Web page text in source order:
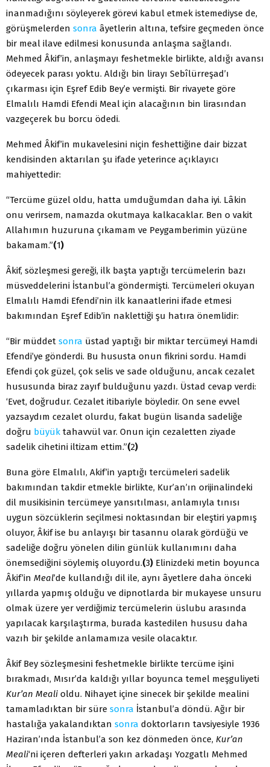
inanmadığını söyleyerek görevi kabul etmek istemediyse de,
görüşmelerden sonra âyetlerin altına, tefsire geçmeden önce
bir meal ilave edilmesi konusunda anlaşma sağlandı.
Mehmed Âkif’in, anlaşmayı feshetmekle birlikte, aldığı avansı
ödeyecek parası yoktu. Aldığı bin lirayı Sebîlürreşad’ı
çıkarması için Eşref Edib Bey’e vermişti. Bir rivayete göre
Elmalılı Hamdi Efendi Meal için alacağının bin lirasından
vazgeçerek bu borcu ödedi.
Mehmed Âkif’in mukavelesini niçin feshettiğine dair bizzat
kendisinden aktarılan şu ifade yeterince açıklayıcı
mahiyettedir:
“Tercüme güzel oldu, hatta umduğumdan daha iyi. Lâkin
onu verirsem, namazda okutmaya kalkacaklar. Ben o vakit
Allahımın huzuruna çıkamam ve Peygamberimin yüzüne
bakamam.”(1)
Âkif, sözleşmesi gereği, ilk başta yaptığı tercümelerin bazı
müsveddelerini İstanbul’a göndermişti. Tercümeleri okuyan
Elmalılı Hamdi Efendi’nin ilk kanaatlerini ifade etmesi
bakımından Eşref Edib’in naklettiği şu hatıra önemlidir:
“Bir müddet sonra üstad yaptığı bir miktar tercümeyi Hamdi
Efendi’ye gönderdi. Bu hususta onun fikrini sordu. Hamdi
Efendi çok güzel, çok selis ve sade olduğunu, ancak cezalet
hususunda biraz zayıf bulduğunu yazdı. Üstad cevap verdi:
‘Evet, doğrudur. Cezalet itibariyle böyledir. On sene evvel
yazsaydım cezalet olurdu, fakat bugün lisanda sadeliğe
doğru büyük tahavvül var. Onun için cezaletten ziyade
sadelik cihetini iltizam ettim.”(2)
Buna göre Elmalılı, Akif’in yaptığı tercümeleri sadelik
bakımından takdir etmekle birlikte, Kur’an’ın orijinalindeki
dil musikisinin tercümeye yansıtılması, anlamıyla tınısı
uygun sözcüklerin seçilmesi noktasından bir eleştiri yapmış
oluyor, Âkif ise bu anlayışı bir tasannu olarak gördüğü ve
sadeliğe doğru yönelen dilin günlük kullanımını daha
önemsediğini söylemiş oluyordu.(3) Elinizdeki metin boyunca
Âkif’in Meal’de kullandığı dil ile, aynı âyetlere daha önceki
yıllarda yapmış olduğu ve dipnotlarda bir mukayese unsuru
olmak üzere yer verdiğimiz tercümelerin üslubu arasında
yapılacak karşılaştırma, burada kastedilen hususu daha
vazıh bir şekilde anlamamıza vesile olacaktır.
Âkif Bey sözleşmesini feshetmekle birlikte tercüme işini
bırakmadı, Mısır’da kaldığı yıllar boyunca temel meşguliyeti
Kur’an Meali oldu. Nihayet içine sinecek bir şekilde mealini
tamamladıktan bir süre sonra İstanbul’a döndü. Ağır bir
hastalığa yakalandıktan sonra doktorların tavsiyesiyle 1936
Haziran’ında İstanbul’a son kez dönmeden önce, Kur’an
Meali‘ni içeren defterleri yakın arkadaşı Yozgatlı Mehmed